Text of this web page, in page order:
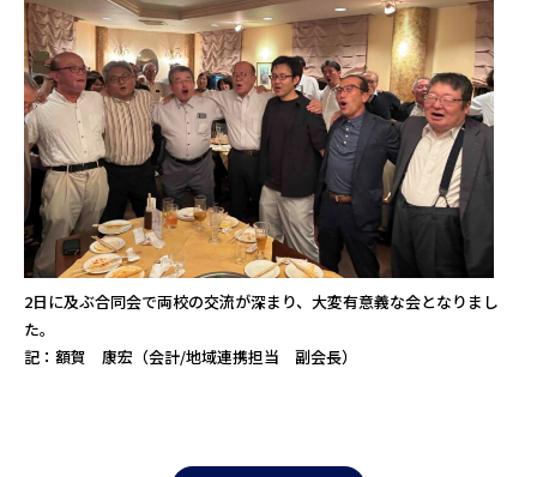
2日に及ぶ合同会で両校の交流が深まり、大変有意義な会となりまし
た。
記：額賀 康宏（会計/地域連携担当 副会長）